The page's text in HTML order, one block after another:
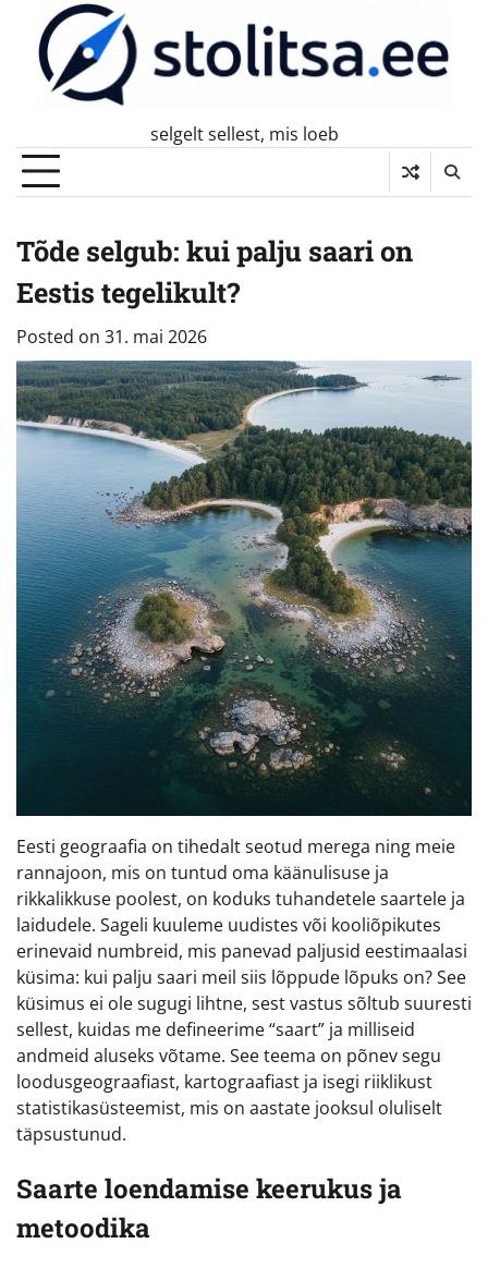
content
selgelt sellest, mis loeb
Tõde selgub: kui palju saari on
Eestis tegelikult?
Posted on 31. mai 2026
Eesti geograafia on tihedalt seotud merega ning meie
rannajoon, mis on tuntud oma käänulisuse ja
rikkalikkuse poolest, on koduks tuhandetele saartele ja
laidudele. Sageli kuuleme uudistes või kooliõpikutes
erinevaid numbreid, mis panevad paljusid eestimaalasi
küsima: kui palju saari meil siis lõppude lõpuks on? See
küsimus ei ole sugugi lihtne, sest vastus sõltub suuresti
sellest, kuidas me defineerime “saart” ja milliseid
andmeid aluseks võtame. See teema on põnev segu
loodusgeograafiast, kartograafiast ja isegi riiklikust
statistikasüsteemist, mis on aastate jooksul oluliselt
täpsustunud.
Saarte loendamise keerukus ja
metoodika